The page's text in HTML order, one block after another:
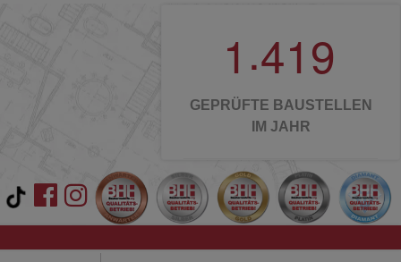
1 .419
GEPRÜFTE BAUSTELLEN
IM JAHR